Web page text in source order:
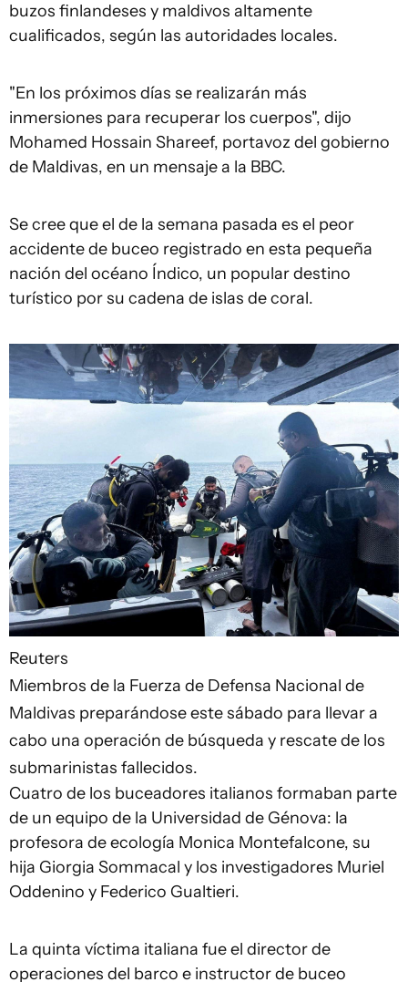
buzos finlandeses y maldivos altamente
cualificados, según las autoridades locales.
"En los próximos días se realizarán más
inmersiones para recuperar los cuerpos", dijo
Mohamed Hossain Shareef, portavoz del gobierno
de Maldivas, en un mensaje a la BBC.
Se cree que el de la semana pasada es el peor
accidente de buceo registrado en esta pequeña
nación del océano Índico, un popular destino
turístico por su cadena de islas de coral.
Reuters
Miembros de la Fuerza de Defensa Nacional de
Maldivas preparándose este sábado para llevar a
cabo una operación de búsqueda y rescate de los
submarinistas fallecidos.
Cuatro de los buceadores italianos formaban parte
de un equipo de la Universidad de Génova: la
profesora de ecología Monica Montefalcone, su
hija Giorgia Sommacal y los investigadores Muriel
Oddenino y Federico Gualtieri.
La quinta víctima italiana fue el director de
operaciones del barco e instructor de buceo